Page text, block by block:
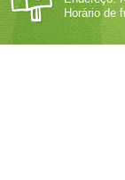
Horário de